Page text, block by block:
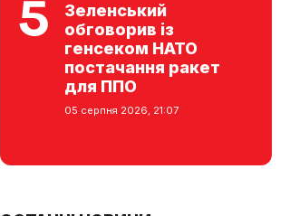
Зеленський
обговорив із
генсеком НАТО
постачання ракет
для ППО
05 серпня 2026, 21:07